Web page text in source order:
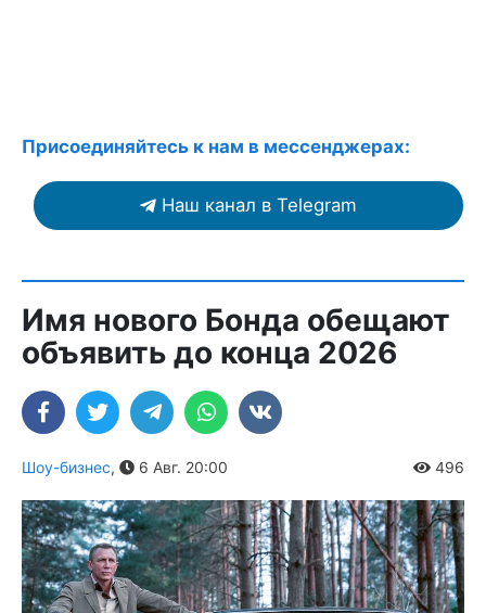
Присоединяйтесь к нам в мессенджерах:
Наш канал в Telegram
Имя нового Бонда обещают
объявить до конца 2026
Шоу-бизнес, 6 Авг. 20:00 496